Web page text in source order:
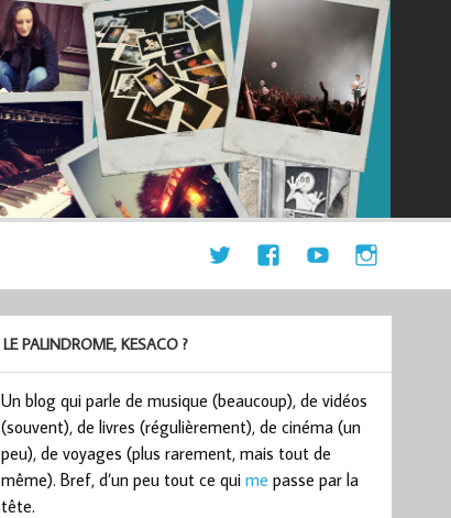
LE PALINDROME, KESACO ?
Un blog qui parle de musique (beaucoup), de vidéos
(souvent), de livres (régulièrement), de cinéma (un
peu), de voyages (plus rarement, mais tout de
même). Bref, d’un peu tout ce quime passe par la
tête.